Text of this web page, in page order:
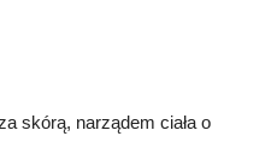
skórą, narządem ciała o